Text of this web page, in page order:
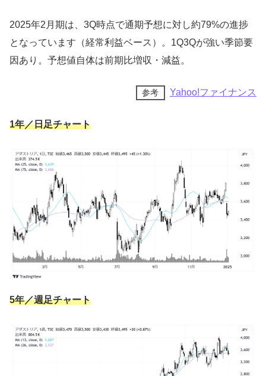
バニ
相変わらずオシャレなデザイン
2025年2月期は、3Q時点で通期予想に対し約79%の進捗
となっています（経常利益ベース）。1Q3Qが強い季節要
因あり。予想値自体は前期比増収・減益。
参考 Yahoo!ファイナンス
1年／日足チャート
5年／週足チャート